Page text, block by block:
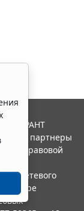
ГАРАНТ
и ее партнеры
правовой
сетевого
в сфере